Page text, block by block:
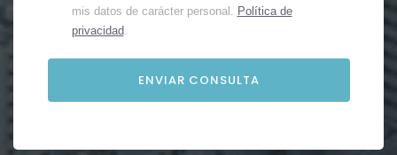
mis datos de carácter personal. Política de
privacidad.